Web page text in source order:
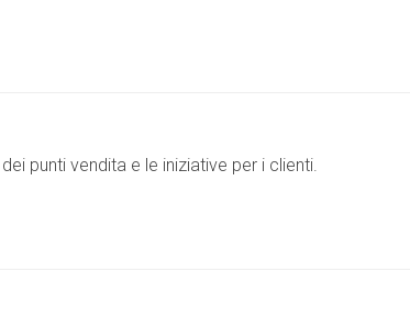
punti vendita e le iniziative per i clienti.